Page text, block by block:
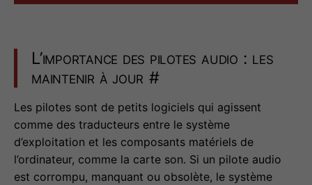
L’importance des pilotes audio : les
maintenir à jour #
Les pilotes sont de petits logiciels qui agissent
comme des traducteurs entre le système
d’exploitation et les composants matériels de
l’ordinateur, comme la carte son. Si un pilote audio
est corrompu, manquant ou obsolète, le système